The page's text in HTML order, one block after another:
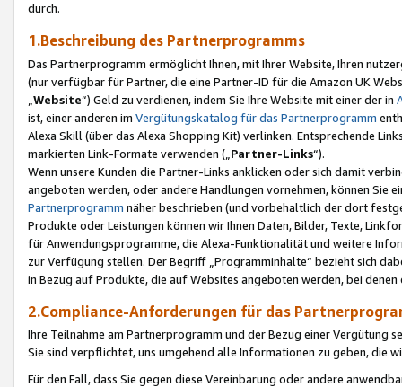
durch.
1.Beschreibung des Partnerprogramms
Das Partnerprogramm ermöglicht Ihnen, mit Ihrer Website, Ihren
(nur verfügbar für Partner, die eine Partner-ID für die Amazon UK
Website“) Geld zu verdienen, indem Sie Ihre Website mit einer der in
ist, einer anderen im Vergütungskatalog für das Partnerprogramm
Alexa Skill (über das Alexa Shopping Kit) verlinken. Entsprechende
markierten Link-Formate verwenden („ Partner-Links“).
Wenn unsere Kunden die Partner-Links anklicken oder sich damit
angeboten werden, oder andere Handlungen vornehmen, können Sie
Partnerprogramm näher beschrieben (und vorbehaltlich der dort
Produkte oder Leistungen können wir Ihnen Daten, Bilder, Texte,
für Anwendungsprogramme, die Alexa-Funktionalität und weitere
zur Verfügung stellen. Der Begriff „Programminhalte“ bezieht sich
in Bezug auf Produkte, die auf Websites angeboten werden, bei
2.Compliance-Anforderungen für das
Ihre Teilnahme am Partnerprogramm und der Bezug einer Vergütung
Sie sind verpflichtet, uns umgehend alle Informationen zu geben, die
Für den Fall, dass Sie gegen diese Vereinbarung oder andere